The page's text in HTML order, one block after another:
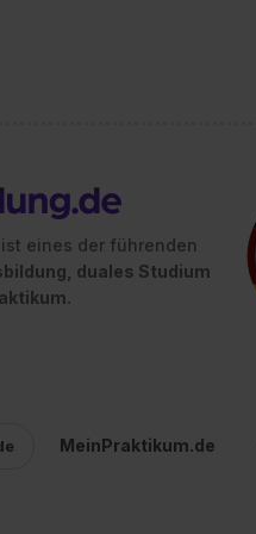
eines der führenden
duales Studium
MeinPraktikum.de